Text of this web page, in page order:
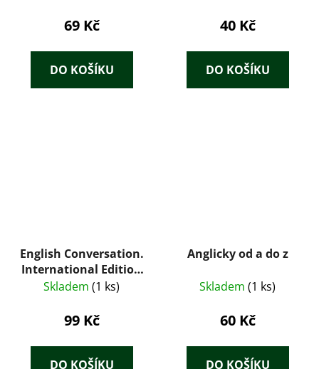
69 Kč
DO KOŠÍKU
40 Kč
DO KOŠÍKU
English Conversation.
International Edition
Part II. (Method ZY)
Skladem (1 ks)
99 Kč
DO KOŠÍKU
Anglicky od a do z
Skladem (1 ks)
60 Kč
DO KOŠÍKU